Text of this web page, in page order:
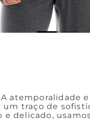
atemporalidade
traço de
delicado,